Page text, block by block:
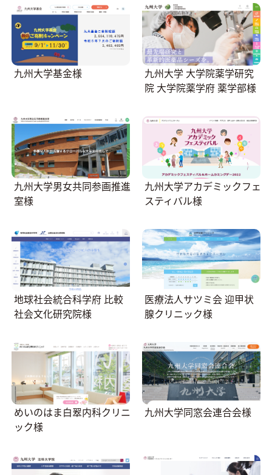
九州大学基金様
九州大学 大学院薬学研究
院 大学院薬学府 薬学部様
九州大学男女共同参画推進
室様
九州大学アカデミックフェ
スティバル様
地球社会統合科学府 比較
社会文化研究院様
医療法人サツミ会 迎甲状
腺クリニック様
めいのはま白翠内科クリニ
ック様
九州大学同窓会連合会様